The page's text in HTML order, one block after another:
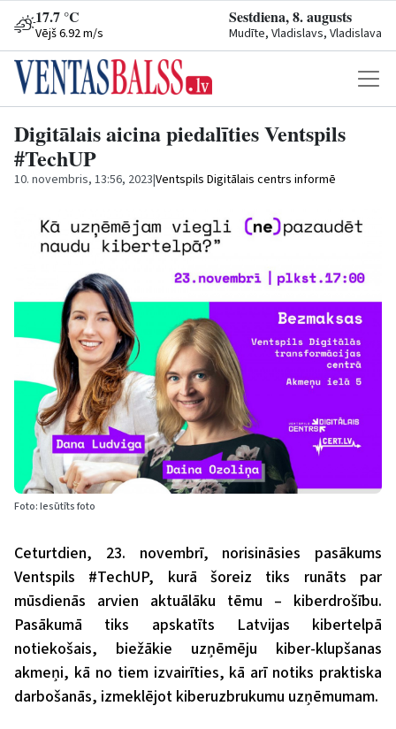
17.7 °C
Vējš 6.92 m/s
Sestdiena, 8. augusts
Mudīte, Vladislavs, Vladislava
Digitālais aicina piedalīties Ventspils
#TechUP
10. novembris, 13:56, 2023|Ventspils Digitālais centrs informē
Foto: Iesūtīts foto
Ceturtdien, 23. novembrī, norisināsies pasākums
Ventspils #TechUP, kurā šoreiz tiks runāts par
mūsdienās arvien aktuālāku tēmu – kiberdrošību.
Pasākumā tiks apskatīts Latvijas kibertelpā
notiekošais, biežākie uzņēmēju kiber-klupšanas
akmeņi, kā no tiem izvairīties, kā arī notiks praktiska
darbošanās, izmeklējot kiberuzbrukumu uzņēmumam.